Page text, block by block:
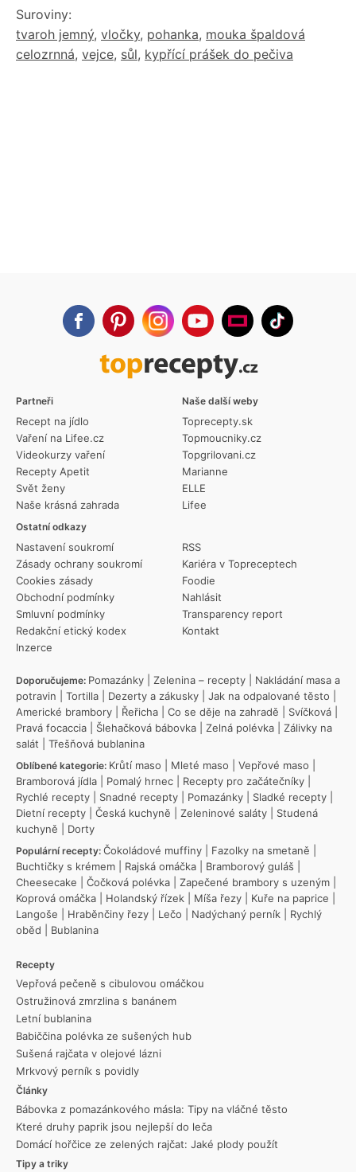
Suroviny:
tvaroh jemný, vločky, pohanka, mouka špaldová
celozrnná, vejce, sůl, kypřící prášek do pečiva
Partneři
Recept na jídlo
Vaření na Lifee.cz
Videokurzy vaření
Recepty Apetit
Svět ženy
Naše krásná zahrada
Ostatní odkazy
Nastavení soukromí
Zásady ochrany soukromí
Cookies zásady
Obchodní podmínky
Smluvní podmínky
Redakční etický kodex
Inzerce
RSS
Kariéra v Topreceptech
Foodie
Nahlásit
Transparency report
Kontakt
Naše další weby
Toprecepty.sk
Topmoucniky.cz
Topgrilovani.cz
Marianne
ELLE
Lifee
Doporučujeme: Pomazánky Zelenina – recepty
Nakládání masa a
potravin
Tortilla Dezerty a zákusky Jak na odpalované těsto
Americké brambory
Řeřicha Co se děje na zahradě Svíčková
Pravá focaccia
Šlehačková bábovka Zelná polévka
Zálivky na
salát
Třešňová bublanina
Oblíbené kategorie: Krůtí maso Mleté maso Vepřové maso
Bramborová jídla
Pomalý hrnec Recepty pro začátečníky
Rychlé recepty
Snadné recepty Pomazánky Sladké recepty
Dietní recepty
Česká kuchyně Zeleninové saláty
Studená
kuchyně
Dorty
Populární recepty: Čokoládové muffiny Fazolky na smetaně
Buchtičky s krémem
Rajská omáčka Bramborový guláš
Cheesecake
Čočková polévka Zapečené brambory s uzeným
Koprová omáčka
Holandský řízek Míša řezy Kuře na paprice
Langoše
Hraběnčiny řezy Lečo Nadýchaný perník
Rychlý
oběd
Bublanina
Recepty
Vepřová pečeně s cibulovou omáčkou
Ostružinová zmrzlina s banánem
Letní bublanina
Babiččina polévka ze sušených hub
Sušená rajčata v olejové lázni
Mrkvový perník s povidly
Články
Bábovka z pomazánkového másla: Tipy na vláčné těsto
Které druhy paprik jsou nejlepší do leča
Domácí hořčice ze zelených rajčat: Jaké plody použít
Tipy a triky